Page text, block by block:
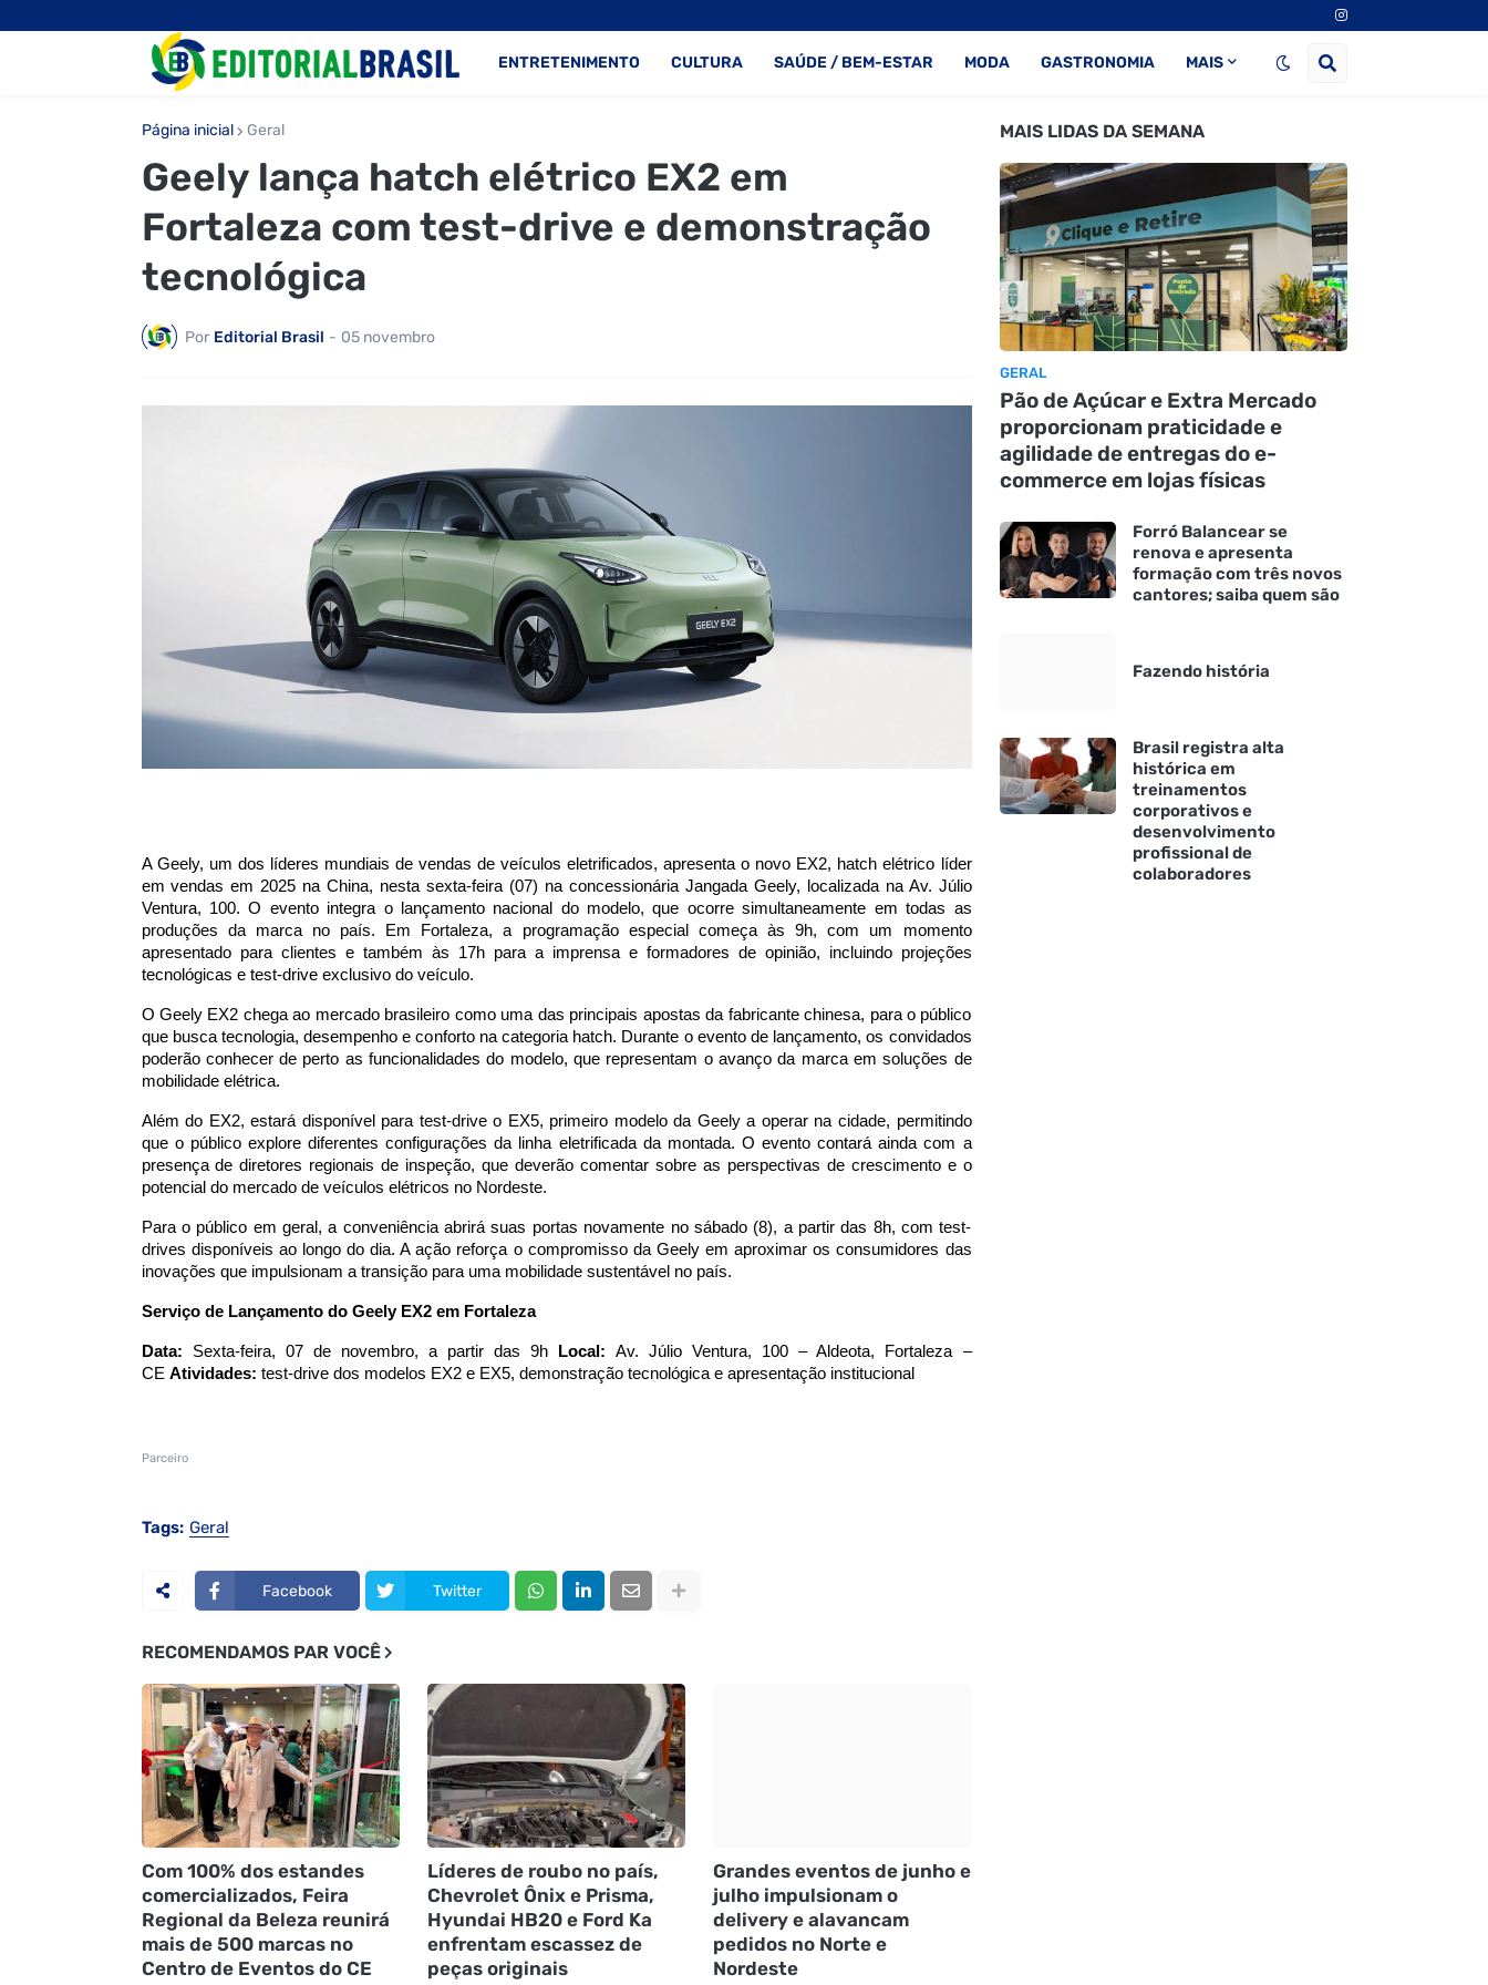
ENTRETENIMENTO CULTURA SAÚDE / BEM-ESTAR MODA GASTRONOMIA MAIS
Página inicial Geral
Geely lança hatch elétrico EX2 em
Fortaleza com test-drive e demonstração
tecnológica
Por Editorial Brasil - 05 novembro
A Geely, um dos líderes mundiais de vendas de veículos eletrificados, apresenta o novo EX2, hatch elétrico líder
em vendas em 2025 na China, nesta sexta-feira (07) na concessionária Jangada Geely, localizada na Av. Júlio
Ventura, 100. O evento integra o lançamento nacional do modelo, que ocorre simultaneamente em todas as
produções da marca no país. Em Fortaleza, a programação especial começa às 9h, com um momento
apresentado para clientes e também às 17h para a imprensa e formadores de opinião, incluindo projeções
tecnológicas e test-drive exclusivo do veículo.
O Geely EX2 chega ao mercado brasileiro como uma das principais apostas da fabricante chinesa, para o público
que busca tecnologia, desempenho e conforto na categoria hatch. Durante o evento de lançamento, os convidados
poderão conhecer de perto as funcionalidades do modelo, que representam o avanço da marca em soluções de
mobilidade elétrica.
Além do EX2, estará disponível para test-drive o EX5, primeiro modelo da Geely a operar na cidade, permitindo
que o público explore diferentes configurações da linha eletrificada da montada. O evento contará ainda com a
presença de diretores regionais de inspeção, que deverão comentar sobre as perspectivas de crescimento e o
potencial do mercado de veículos elétricos no Nordeste.
Para o público em geral, a conveniência abrirá suas portas novamente no sábado (8), a partir das 8h, com test-
drives disponíveis ao longo do dia. A ação reforça o compromisso da Geely em aproximar os consumidores das
inovações que impulsionam a transição para uma mobilidade sustentável no país.
Serviço de Lançamento do Geely EX2 em Fortaleza
Data: Sexta-feira, 07 de novembro, a partir das 9h Local:Av. Júlio Ventura, 100 – Aldeota, Fortaleza –
CE Atividades: test-drive dos modelos EX2 e EX5, demonstração tecnológica e apresentação institucional
Parceiro
Tags: Geral
Facebook Twitter
RECOMENDAMOS PAR VOCÊ
Com 100% dos estandes
comercializados, Feira
Regional da Beleza reunirá
mais de 500 marcas no
Centro de Eventos do CE
Líderes de roubo no país,
Chevrolet Ônix e Prisma,
Hyundai HB20 e Ford Ka
enfrentam escassez de
peças originais
Grandes eventos de junho e
julho impulsionam o
delivery e alavancam
pedidos no Norte e
Nordeste
MAIS LIDAS DA SEMANA
GERAL
Pão de Açúcar e Extra Mercado
proporcionam praticidade e
agilidade de entregas do e-
commerce em lojas físicas
Forró Balancear se
renova e apresenta
formação com três novos
cantores; saiba quem são
Fazendo história
Brasil registra alta
histórica em
treinamentos
corporativos e
desenvolvimento
profissional de
colaboradores